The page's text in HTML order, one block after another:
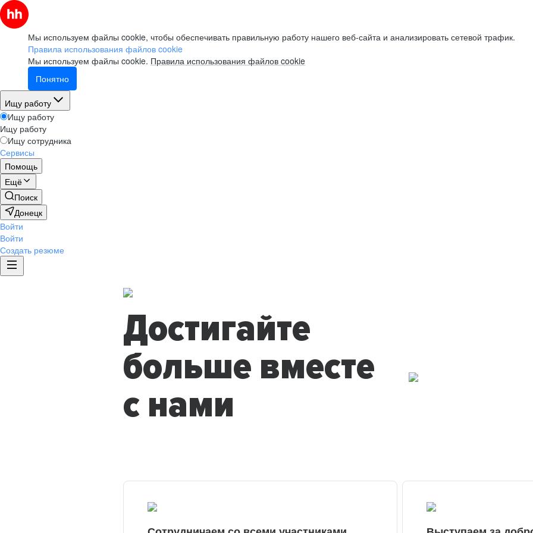
Мы используем файлы cookie, чтобы обеспечивать правильную работу нашего веб-сайта и анализировать сетевой трафик.
Правила использования файлов cookie
Мы используем файлы cookie. Правила использования файлов cookie
Понятно
Ищу работу
Ищу работу
Ищу работу
Ищу сотрудника
Сервисы
Помощь
Ещё
Поиск
Донецк
Войти
Войти
Создать резюме
Достигайте
больше вместе
с нами